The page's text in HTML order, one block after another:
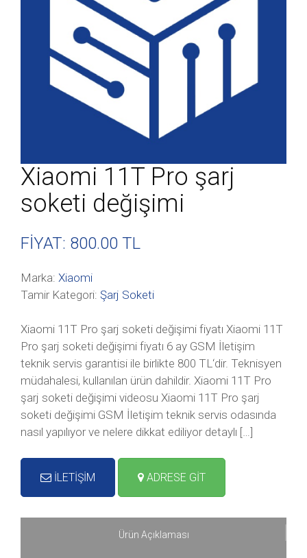
Xiaomi 11T Pro şarj
soketi değişimi
FİYAT: 800.00 TL
Marka: Xiaomi
Tamir Kategori: Şarj Soketi
Xiaomi 11T Pro şarj soketi değişimi fiyatı Xiaomi 11T
Pro şarj soketi değişimi fiyatı 6 ay GSM İletişim
teknik servis garantisi ile birlikte 800 TL‘dir. Teknisyen
müdahalesi, kullanılan ürün dahildir. Xiaomi 11T Pro
şarj soketi değişimi videosu Xiaomi 11T Pro şarj
soketi değişimi GSM İletişim teknik servis odasında
nasıl yapılıyor ve nelere dikkat ediliyor detaylı […]
İLETİŞİM ADRESE GİT
Ürün Açıklaması